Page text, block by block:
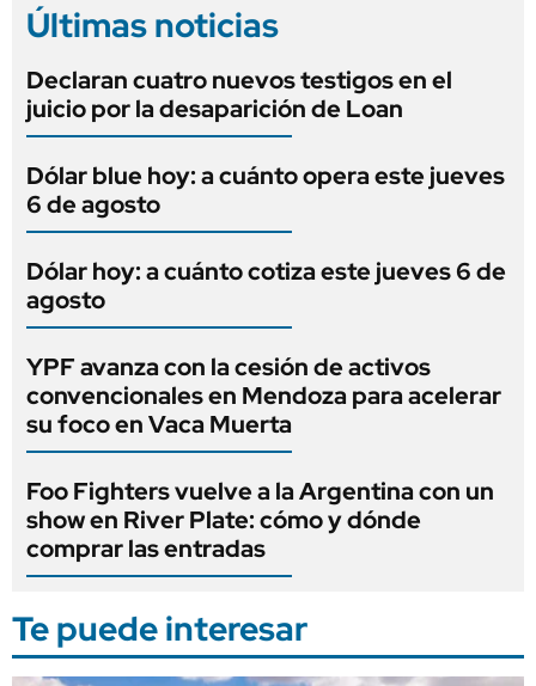
Últimas noticias
Declaran cuatro nuevos testigos en el
juicio por la desaparición de Loan
Dólar blue hoy: a cuánto opera este jueves
6 de agosto
Dólar hoy: a cuánto cotiza este jueves 6 de
agosto
YPF avanza con la cesión de activos
convencionales en Mendoza para acelerar
su foco en Vaca Muerta
Foo Fighters vuelve a la Argentina con un
show en River Plate: cómo y dónde
comprar las entradas
Te puede interesar